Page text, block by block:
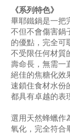
《系列特色》
畢耶鐵鍋是一把
不但不會傷害鍋
的優點，完全可
不受限任何材質
壽命長，無需一
絕佳的焦糖化效
速鎖住食材水份
都具有卓越的表
選用天然蜂蠟作
氧化，完全符合